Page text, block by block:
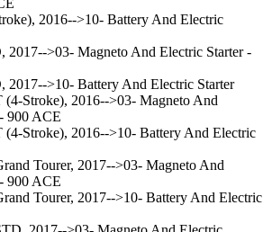
2016-->10- Battery And Electric
2017-->03- Magneto And Electric Starter -
2017-->10- Battery And Electric Starter
(4-Stroke), 2016-->03- Magneto And
900 ACE
(4-Stroke), 2016-->10- Battery And Electric
Tourer, 2017-->03- Magneto And
900 ACE
Tourer, 2017-->10- Battery And Electric